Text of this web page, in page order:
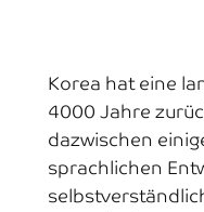
Korea hat eine
4000 Jahre
dazwischen
sprachlichen